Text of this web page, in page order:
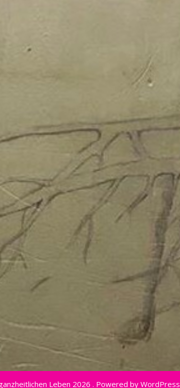
Leben 2026 . Powered by WordPress